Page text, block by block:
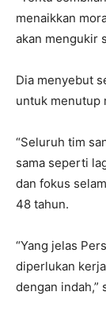
menaikkan
akan mengukir
Dia menyebut
untuk menutup
“Seluruh tim
sama seperti
dan fokus
48 tahun.
“Yang jelas
diperlukan
dengan indah,”